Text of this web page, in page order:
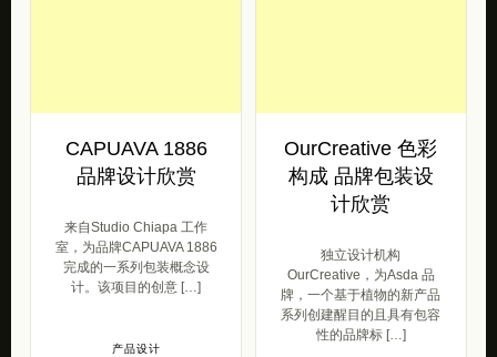
CAPUAVA 1886
品牌设计欣赏
来自Studio Chiapa 工作
室，为品牌CAPUAVA 1886
完成的一系列包装概念设
计。该项目的创意 […]
产品设计
OurCreative 色彩
构成 品牌包装设
计欣赏
独立设计机构
OurCreative，为Asda 品
牌，一个基于植物的新产品
系列创建醒目的且具有包容
性的品牌标 […]